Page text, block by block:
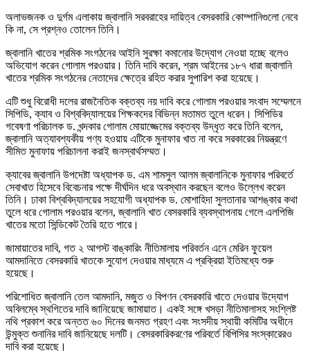
অলাভজনক ও দুর্গম এলাকায় জ্বালানি সরবরাহের দায়িত্ব বেসরকারি কোম্পানিগুলো নেবে
কি না, সে প্রশ্নও তোলেন তিনি।
জ্বালানি খাতের শ্রমিক সংগঠনের আইনি সুরক্ষা কমানোর উদ্যোগ নেওয়া হচ্ছে বলেও
অভিযোগ করেন গোলাম পরওয়ার। তিনি দাবি করেন, শ্রম আইনের ১৮৭ ধারা জ্বালানি
খাতের শ্রমিক সংগঠনের নেতাদের ক্ষেত্রে রহিত করার সুপারিশ করা হয়েছে।
এটি শুধু বিরোধী দলের রাজনৈতিক বক্তব্য নয় দাবি করে গোলাম পরওয়ার সংবাদ সম্মেলনে
সিপিডি, ক্যাব ও বিশ্ববিদ্যালয়ের শিক্ষকদের বিভিন্ন মতামত তুলে ধরেন। সিপিডির
গবেষণা পরিচালক ড. খন্দকার গোলাম মোয়াজ্জেমের বক্তব্য উদ্ধৃত করে তিনি বলেন,
জ্বালানি অত্যাবশ্যকীয় পণ্য হওয়ায় এটিকে মুনাফার খাত না করে সরকারের নিয়ন্ত্রণে
সীমিত মুনাফায় পরিচালনা করাই জনস্বার্থসম্মত।
ক্যাবের জ্বালানি উপদেষ্টা অধ্যাপক ড. এম শামসুল আলম জ্বালানিকে মুনাফার পরিবর্তে
সেবাখাত হিসেবে বিবেচনার পক্ষে দীর্ঘদিন ধরে অবস্থান করছেন বলেও উল্লেখ করেন
তিনি। ঢাকা বিশ্ববিদ্যালয়ের সহযোগী অধ্যাপক ড. মোশাহিদা সুলতানার আশঙ্কার কথা
তুলে ধরে গোলাম পরওয়ার বলেন, জ্বালানি খাত বেসরকারি ব্যবস্থাপনায় গেলে এলপিজি
খাতের মতো সিন্ডিকেট তৈরি হতে পারে।
জামায়াতের দাবি, গত ২ আগস্ট বাঙ্কারিং নীতিমালায় পরিবর্তন এনে মেরিন ফুয়েল
আমদানিতে বেসরকারি খাতকে সুযোগ দেওয়ার মাধ্যমে এ প্রক্রিয়া ইতিমধ্যে শুরু
হয়েছে।
পরিশোধিত জ্বালানি তেল আমদানি, মজুত ও বিপণন বেসরকারি খাতে দেওয়ার উদ্যোগ
অবিলম্বে স্থগিতের দাবি জানিয়েছে জামায়াত। একই সঙ্গে খসড়া নীতিমালাসহ সংশ্লিষ্ট
নথি প্রকাশ করে অন্তত ৬০ দিনের জনমত গ্রহণ এবং সংসদীয় স্থায়ী কমিটির অধীনে
উন্মুক্ত শুনানির দাবি জানিয়েছে দলটি। বেসরকারিকরণের পরিবর্তে বিপিসির সংস্কারেরও
দাবি করা হয়েছে।